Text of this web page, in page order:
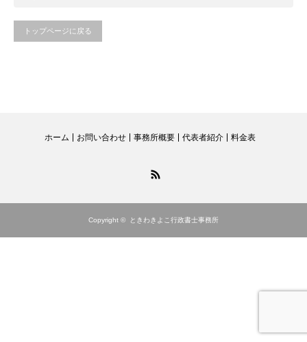
トップページに戻る
ホーム お問い合わせ 事務所概要 代表者紹介 料金表
Copyright © ときわきよこ行政書士事務所